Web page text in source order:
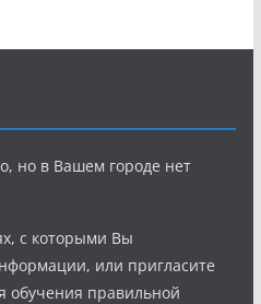
но в Вашем городе нет
с которыми Вы
или пригласите
обучения правильной